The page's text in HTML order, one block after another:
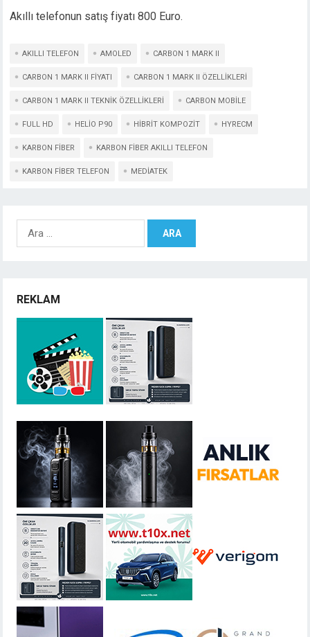
Akıllı telefonun satış fiyatı 800 Euro.
AKILLI TELEFON AMOLED CARBON 1 MARK II
CARBON 1 MARK II FIYATI CARBON 1 MARK II ÖZELLIKLERI
CARBON 1 MARK II TEKNIK ÖZELLIKLERI CARBON MOBILE
FULL HD HELIO P90 HIBRIT KOMPOZIT HYRECM
KARBON FIBER KARBON FIBER AKILLI TELEFON
KARBON FIBER TELEFON MEDIATEK
Arama:
REKLAM